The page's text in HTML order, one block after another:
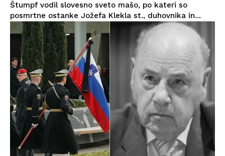
Štumpf vodil slovesno sveto mašo, po kateri so
posmrtne ostanke Jožefa Klekla st., duhovnika in...